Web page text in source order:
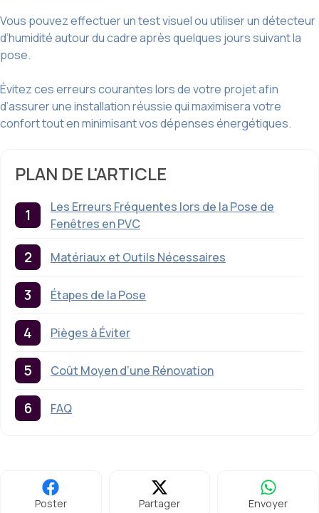
Vous pouvez effectuer un test visuel ou utiliser un détecteur
d’humidité autour du cadre après quelques jours suivant la
pose.
Évitez ces erreurs courantes lors de votre projet afin
d’assurer une installation réussie qui maximisera votre
confort tout en minimisant vos dépenses énergétiques.
PLAN DE L'ARTICLE
Les Erreurs Fréquentes lors de la Pose de
Fenêtres en PVC
Matériaux et Outils Nécessaires
Étapes de la Pose
Pièges à Éviter
Coût Moyen d’une Rénovation
FAQ
Poster Partager Envoyer